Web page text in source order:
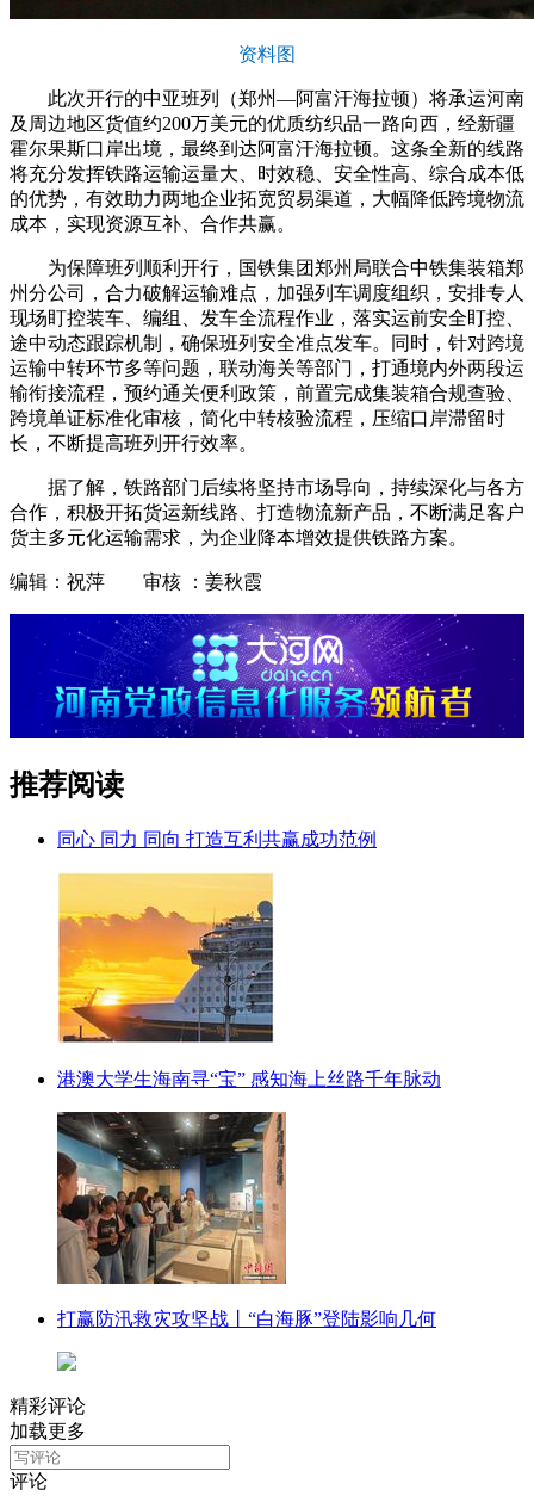
资料图
此次开行的中亚班列（郑州—阿富汗海拉顿）将承运河南
及周边地区货值约200万美元的优质纺织品一路向西，经新疆
霍尔果斯口岸出境，最终到达阿富汗海拉顿。这条全新的线路
将充分发挥铁路运输运量大、时效稳、安全性高、综合成本低
的优势，有效助力两地企业拓宽贸易渠道，大幅降低跨境物流
成本，实现资源互补、合作共赢。
为保障班列顺利开行，国铁集团郑州局联合中铁集装箱郑
州分公司，合力破解运输难点，加强列车调度组织，安排专人
现场盯控装车、编组、发车全流程作业，落实运前安全盯控、
途中动态跟踪机制，确保班列安全准点发车。同时，针对跨境
运输中转环节多等问题，联动海关等部门，打通境内外两段运
输衔接流程，预约通关便利政策，前置完成集装箱合规查验、
跨境单证标准化审核，简化中转核验流程，压缩口岸滞留时
长，不断提高班列开行效率。
据了解，铁路部门后续将坚持市场导向，持续深化与各方
合作，积极开拓货运新线路、打造物流新产品，不断满足客户
货主多元化运输需求，为企业降本增效提供铁路方案。
编辑：祝萍 审核 ：姜秋霞
推荐阅读
同心 同力 同向 打造互利共赢成功范例
港澳大学生海南寻“宝” 感知海上丝路千年脉动
打赢防汛救灾攻坚战丨“白海豚”登陆影响几何
精彩评论
加载更多
评论